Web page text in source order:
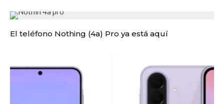
El teléfono Nothing (4a) Pro ya está aquí